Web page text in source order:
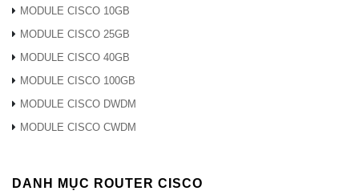
MODULE CISCO 10GB
MODULE CISCO 25GB
MODULE CISCO 40GB
MODULE CISCO 100GB
MODULE CISCO DWDM
MODULE CISCO CWDM
DANH MỤC ROUTER CISCO